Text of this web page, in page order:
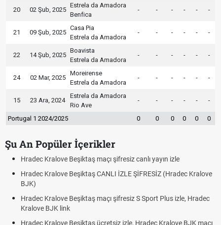
20 02 Şub, 2025
Estrela da Amadora
Benfica
- - - - - -
21 09 Şub, 2025
Casa Pia
Estrela da Amadora
- - - - - -
22 14 Şub, 2025
Boavista
Estrela da Amadora
- - - - - -
24 02 Mar, 2025
Moreirense
Estrela da Amadora
- - - - - -
15 23 Ara, 2024
Estrela da Amadora
Rio Ave
- - - - - -
Portugal 1 2024/2025 0 0 0 0 0 0
Şu An Popüler İçerikler
Hradec Kralove Beşiktaş maçı şifresiz canlı yayın izle
Hradec Kralove Beşiktaş CANLI İZLE ŞİFRESİZ (Hradec Kralove
BJK)
Hradec Kralove Beşiktaş maçı şifresiz S Sport Plus izle, Hradec
Kralove BJK link
Hradec Kralove Beşiktaş ücretsiz izle, Hradec Kralove BJK maçı